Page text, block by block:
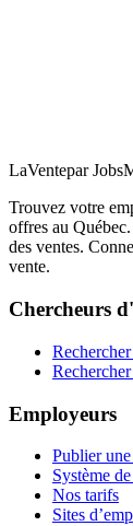
LaVentepar
Trouvez votre
offres au
des ventes.
vente.
Chercheurs
Employeurs
Publier
Système
Nos tarifs
Sites